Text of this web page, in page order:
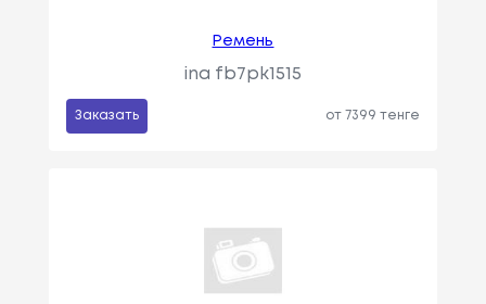
Ремень
ina fb7pk1515
Заказать от 7399 тенге